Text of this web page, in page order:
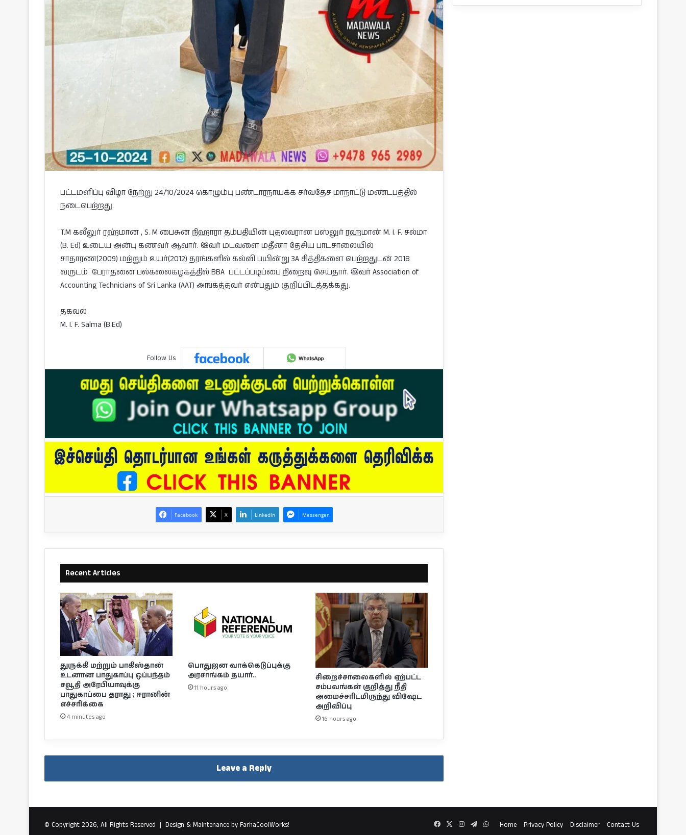
பட்டமளிப்பு விழா நேற்று 24/10/2024 கொழும்பு பண்டாரநாயக்க சர்வதேச மாநாட்டு மண்டபத்தில்
நடைபெற்றது.
T.M கலீலுர் ரஹ்மான் , S. M பைசுன் நிஹாரா தம்பதியின் புதல்வரான பஸ்லுர் ரஹ்மான் M. I. F. சல்மா
(B. Ed) உடைய அன்பு கணவர் ஆவார். இவர் மடவளை மதீனா தேசிய பாடசாலையில்
சாதாரண(2009) மற்றும் உயர்(2012) தரங்களில் கல்வி பயின்று 3A சித்திகளை பெற்றதுடன் 2018
வருடம் பேராதனை பல்கலைகழகத்தில் BBA பட்டப்படிப்பை நிறைவு செய்தார். இவர் Association of
Accounting Technicians of Sri Lanka (AAT) அங்கத்தவர் என்பதும் குறிப்பிடத்தக்கது.
தகவல்
M. I. F. Salma (B.Ed)
Follow Us
Facebook X LinkedIn Messenger
Recent Articles
துருக்கி மற்றும் பாகிஸ்தான்
உடனான பாதுகாப்பு ஒப்பந்தம்
சவூதி அரேபியாவுக்கு
பாதுகாப்பை தராது ; ஈரானின்
எச்சரிக்கை
4 minutes ago
பொதுஜன வாக்கெடுப்புக்கு
அரசாங்கம் தயார்..
11 hours ago
சிறைச்சாலைகளில் ஏற்பட்ட
சம்பவங்கள் குறித்து நீதி
அமைச்சரிடமிருந்து விஷேட
அறிவிப்பு
16 hours ago
Leave a Reply
© Copyright 2026, All Rights Reserved | Design & Maintenance by FarhaCoolWorks! Home Privacy Policy Disclaimer Contact Us
Facebook
X InstagramTelegram
WhatsApp